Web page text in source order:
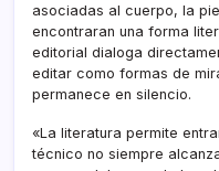
asociadas al cuerpo, la
encontraran una forma
editorial dialoga
editar como formas de
permanece en silencio.
«La literatura permite
técnico no siempre